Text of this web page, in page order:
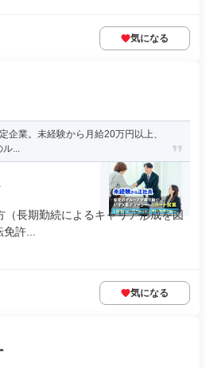
気になる
企業。未経験から月給20万円以上、
ル...
長期勤続によるキャリア形成を図
許...
気になる